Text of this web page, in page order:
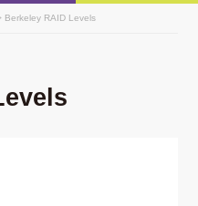
Berkeley RAID Levels